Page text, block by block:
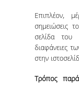
Επιπλέον,
σημειώσεις
σελίδα του
διαφάνειες
στην
Τρόπος